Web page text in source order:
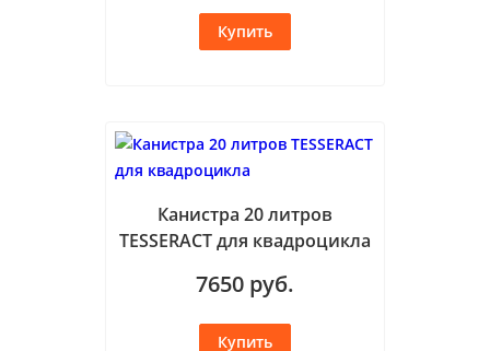
Канистра 20 литров
TESSERACT для квадроцикла
7650 руб.